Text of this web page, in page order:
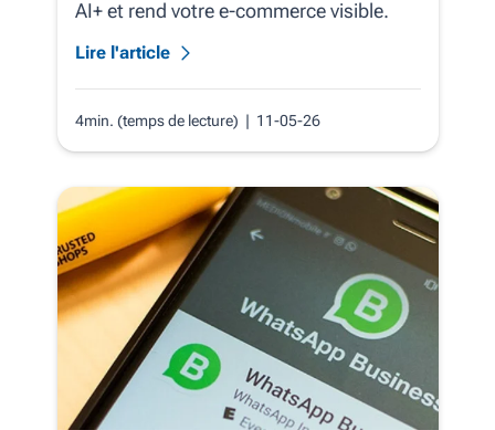
AI+ et rend votre e‑commerce visible.
Lire l'article
4min. (temps de lecture) | 11-05-26